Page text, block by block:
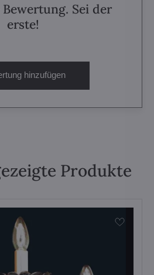
Sei der
erste!
hinzufügen
Produkte